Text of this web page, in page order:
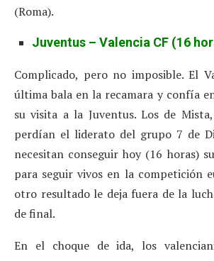
(Roma).
Juventus – Valencia CF (16
Complicado, pero no imposible. El
última bala en la recamara y confía
su visita a la Juventus. Los de
perdían el liderato del grupo 7 de
necesitan conseguir hoy (16 horas)
para seguir vivos en la competición
otro resultado le deja fuera de la
de final.
En el choque de ida, los